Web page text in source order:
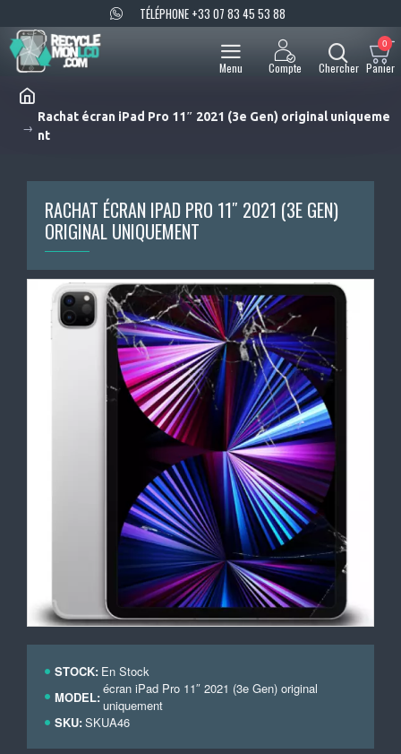
TÉLÉPHONE +33 07 83 45 53 88
0
Rachat écran iPad Pro 11″ 2021 (3e Gen) original uniqueme
nt
RACHAT ÉCRAN IPAD PRO 11″ 2021 (3E GEN)
ORIGINAL UNIQUEMENT
STOCK: En Stock
MODEL:écran iPad Pro 11″ 2021 (3e Gen) original
uniquement
SKU:SKUA46